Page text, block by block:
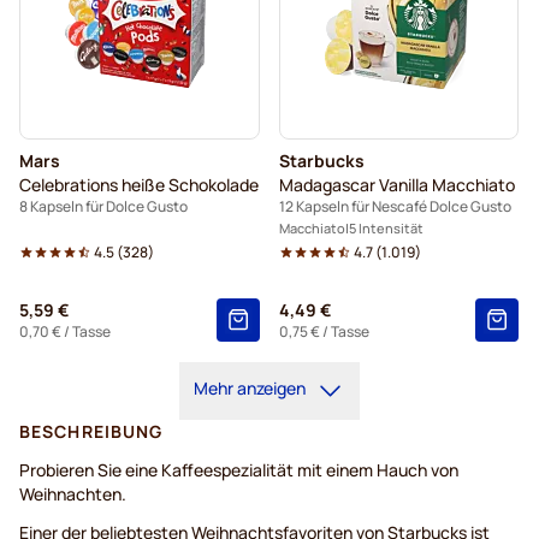
Mars
Celebrations heiße Schokolade
8 Kapseln für Dolce Gusto
4.5(328)
5,59 €
0,70 €/ Tasse
Starbucks
Madagascar Vanilla Macchiato
12 Kapseln für Nescafé Dolce Gusto
Macchiato 5 Intensität
4.7(1.019)
4,49 €
0,75 €/ Tasse
Mehr anzeigen
BESCHREIBUNG
Probieren Sie eine Kaffeespezialität mit einem Hauch von
Weihnachten.
Einer der beliebtesten Weihnachtsfavoriten von Starbucks ist